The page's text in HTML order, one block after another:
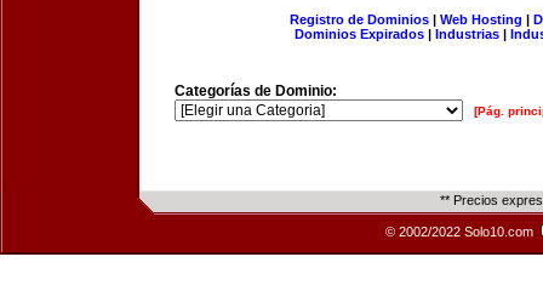
Registro de Dominios| Web Hosting |
Dominios Expirados | Industrias |
Categorías de Dominio:
[Pág.
** Precios
© 2002/2022 Solo10.com